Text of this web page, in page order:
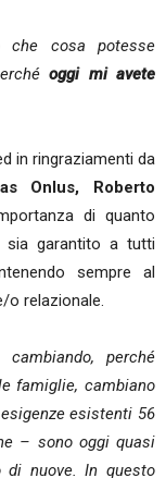
cosa potesse
oggi mi avete
in ringraziamenti da
Onlus, Roberto
di quanto
sia garantito a tutti
sempre al
o relazionale.
cambiando, perché
famiglie, cambiano
esistenti 56
– sono oggi quasi
di nuove. In questo